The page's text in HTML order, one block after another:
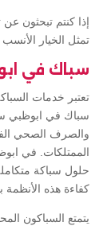
إذا كنتم تبحثون
تمثل الخيار
سباك في
تعتبر خدمات
سباك في ابوظبي
والصرف الصحي
الممتلكات. في
حلول سباكة
كفاءة هذه
يتمتع السباكون